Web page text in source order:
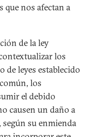
que nos afectan a
de la ley
los
leyes establecido
los
el debido
causen un daño a
su enmienda